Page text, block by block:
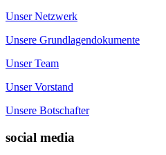
Unser Netzwerk
Unsere Grundlagendokumente
Unser Team
Unser Vorstand
Unsere Botschafter
social media